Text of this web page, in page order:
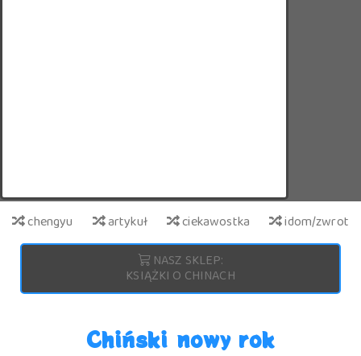
chengyu artykuł ciekawostka
idom/zwrot
NASZ SKLEP:
KSIĄŻKI O CHINACH
Chiński nowy rok